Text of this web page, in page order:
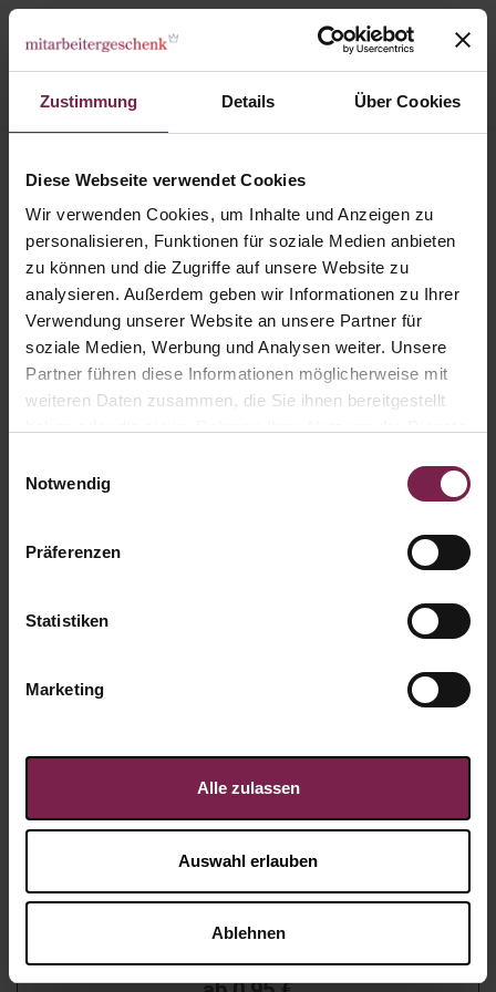
Zustimmung Details Über Cookies
Diese Webseite verwendet Cookies
Wir verwenden Cookies, um Inhalte und Anzeigen zu
personalisieren, Funktionen für soziale Medien anbieten
zu können und die Zugriffe auf unsere Website zu
analysieren. Außerdem geben wir Informationen zu Ihrer
Verwendung unserer Website an unsere Partner für
soziale Medien, Werbung und Analysen weiter. Unsere
Partner führen diese Informationen möglicherweise mit
weiteren Daten zusammen, die Sie ihnen bereitgestellt
Notwendig
Präferenzen
Statistiken
Marketing
Alle zulassen
Auswahl erlauben
Ablehnen
Willkommen "Hallo"
Artikel-Nr.:WP5230